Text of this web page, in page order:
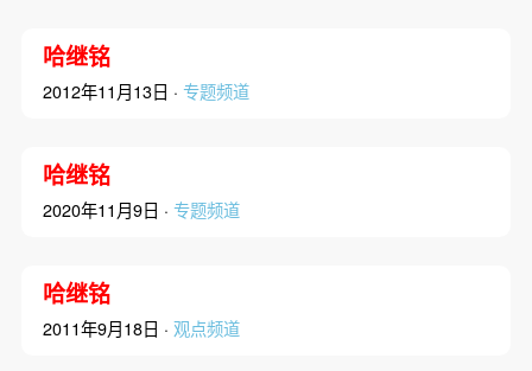
哈继铭
2012年11月13日 · 专题频道
哈继铭
2020年11月9日 · 专题频道
哈继铭
2011年9月18日 · 观点频道